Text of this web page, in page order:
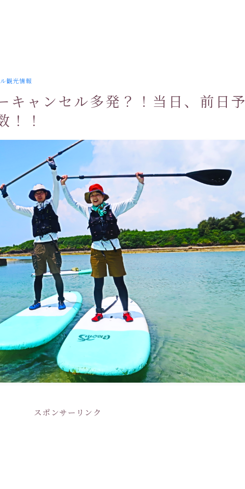
観光情報
キャンセル多発？！当日、前日予
！！
スポンサーリンク